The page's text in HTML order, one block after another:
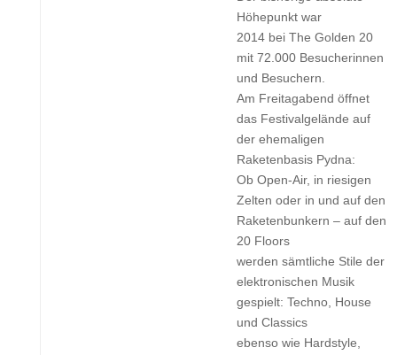
Höhepunkt war
2014 bei The Golden 20
mit 72.000 Besucherinnen
und Besuchern.
Am Freitagabend öffnet
das Festivalgelände auf
der ehemaligen
Raketenbasis Pydna:
Ob Open-Air, in riesigen
Zelten oder in und auf den
Raketenbunkern – auf den
20 Floors
werden sämtliche Stile der
elektronischen Musik
gespielt: Techno, House
und Classics
ebenso wie Hardstyle,